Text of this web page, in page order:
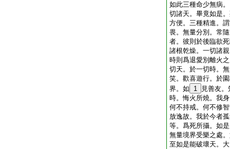
如此三種命少無病
切諸天。畢竟如是
方便。三種精進。
畏。無量分別。常
者。彼則於後臨欲
諸根乾燥。一切諸
時則爲退愛別離火
切天。於一切時。
笑。歡喜遊行。於
界。如
1
見善友
時。悔火所燒。我
何不持戒。何不修
放逸故。我於今者
等。爲死所攝。如
無量境界受樂之處
至如是能破壞天。